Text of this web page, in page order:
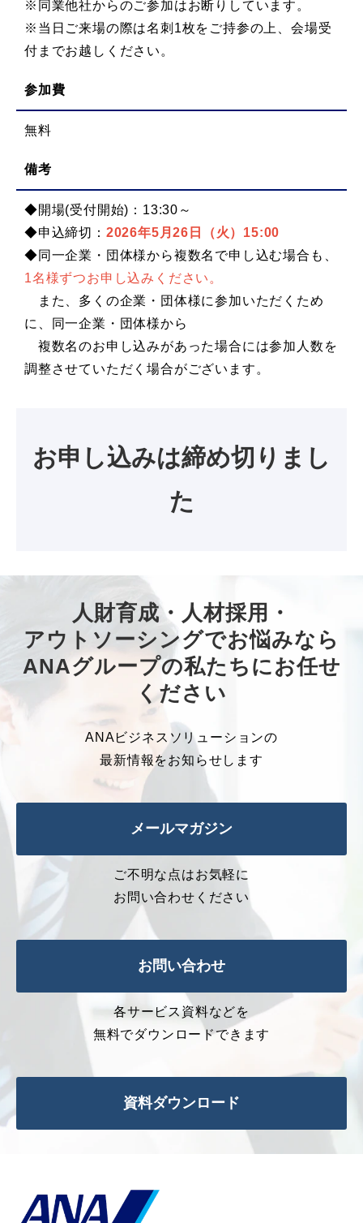
※同業他社からのご参加はお断りしています。
※当日ご来場の際は名刺1枚をご持参の上、会場受
付までお越しください。
参加費
無料
備考
◆開場(受付開始)：13:30～
◆申込締切： 2026年5月26日（火）15:00
◆同一企業・団体様から複数名で申し込む場合も、
1名様ずつお申し込みください。
また、多くの企業・団体様に参加いただくため
に、同一企業・団体様から
複数名のお申し込みがあった場合には参加人数を
調整させていただく場合がございます。
お申し込みは締め切りまし
た
人財育成・人材採用・
アウトソーシングでお悩みなら
ANAグループの私たちにお任せ
ください
ANAビジネスソリューションの
最新情報をお知らせします
メールマガジン
ご不明な点はお気軽に
お問い合わせください
お問い合わせ
各サービス資料などを
無料でダウンロードできます
資料ダウンロード